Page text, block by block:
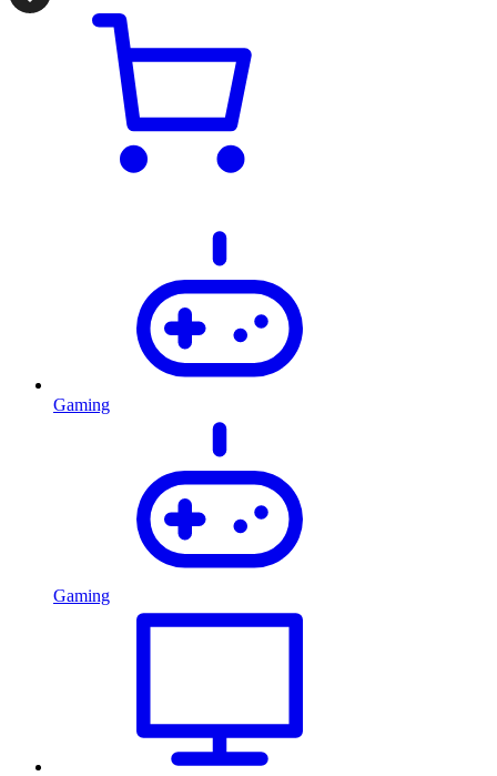
Gaming
Gaming